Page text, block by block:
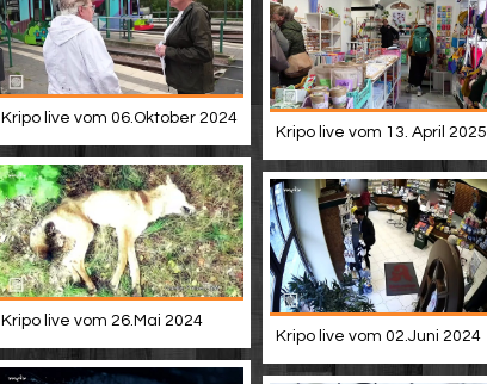
Kripo live vom 06.Oktober 2024
Kripo live vom 13. April 2025
Kripo live vom 26.Mai 2024
Kripo live vom 02.Juni 2024